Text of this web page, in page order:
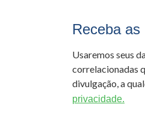
Receba
Usaremos seus
correlacionadas
divulgação, a
privacidade.